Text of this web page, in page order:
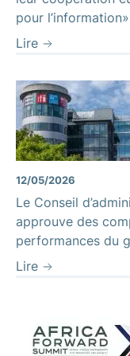
pour l’information»
Lire
12/05/2026
Le Conseil
approuve des
performances du
Lire